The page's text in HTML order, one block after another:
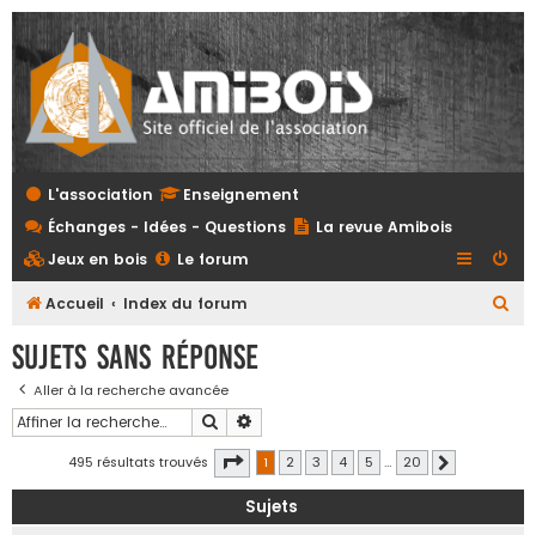
L'association
Enseignement
Échanges - Idées - Questions
La revue Amibois
Jeux en bois
Le forum
Accueil Index du forum
c
h
Sujets sans réponse
Aller à la recherche avancée
Rechercher
495 résultats trouvés Page 1sur20
1 2 3 4 5 … 20
Sujets